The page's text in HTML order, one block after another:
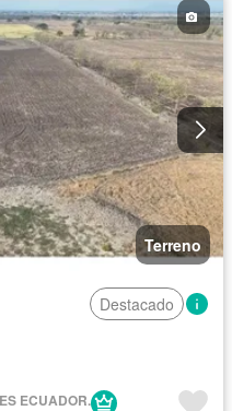
Terreno
Destacado
ECUADOR.